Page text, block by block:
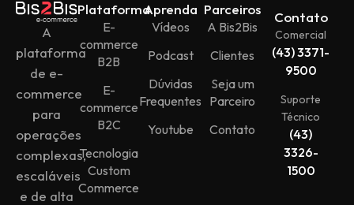
A
plataforma
de e-
commerce
para
operações
complexas,
escaláveis
e de alta
Plataforma
E-
commerce
B2B
E-
commerce
B2C
Tecnologia
Custom
Commerce
Aprenda
Vídeos
Podcast
Dúvidas
Frequentes
Youtube
Parceiros
A Bis2Bis
Clientes
Seja um
Parceiro
Contato
Contato
Comercial
(43) 3371-
9500
Suporte
Técnico
(43)
3326-
1500